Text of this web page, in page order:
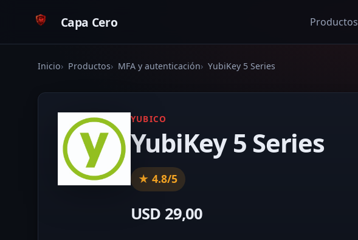
Capa Cero Productos
Inicio Productos MFA y autenticación YubiKey 5 Series
YUBICO
YubiKey 5 Series
★ 4.8/5
USD 29,00